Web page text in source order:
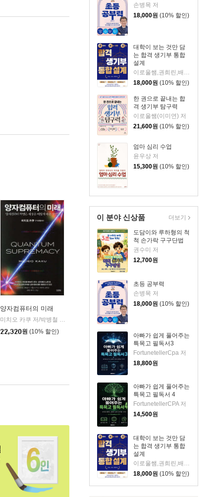
손병목 저
18,000원 (10% 할인)
대학이 보는 것만 담
는 합격 생기부 통합
설계
이로울쌤,권희린,배혜림 저
18,000원 (10% 할인)
한 권으로 끝내는 합
격 생기부 탐구력
이로울쌤(이미연) 저
21,600원 (10% 할인)
엄마 심리 수업
윤우상 저
15,300원 (10% 할인)
이 분야 신상품
도담이와 루하형의 척
척 손가락 구구단법
권수미 저
12,700원
초등 공부력
손병목 저
18,000원 (10% 할인)
아빠가 쉽게 풀어주는
특목고 필독서3
FortunetellerCpa 저
18,800원
아빠가 쉽게 풀어주는
특목고 필독서 4
FortunetellerCPA 저
14,500원
대학이 보는 것만 담
는 합격 생기부 통합
설계
이로울쌤,권희린,배혜림 저
18,000원 (10% 할인)
더보기
양자컴퓨터의 미래
미치오 카쿠 저/박병철 역
22,320원 (10% 할인)